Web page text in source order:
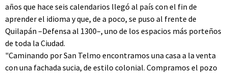
años que hace seis calendarios llegó al país con el fin de
aprender el idioma y que, de a poco, se puso al frente de
Quilapán –Defensa al 1300–, uno de los espacios más porteños
de toda la Ciudad.
"Caminando por San Telmo encontramos una casa a la venta
con una fachada sucia, de estilo colonial. Compramos el pozo